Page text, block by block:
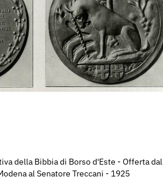
della Bibbia di Borso d'Este - Offerta dal
al Senatore Treccani - 1925